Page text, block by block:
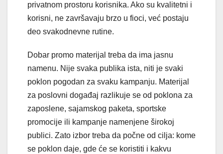
privatnom prostoru korisnika. Ako su kvalitetni i
korisni, ne završavaju brzo u fioci, već postaju
deo svakodnevne rutine.
Dobar promo materijal treba da ima jasnu
namenu. Nije svaka publika ista, niti je svaki
poklon pogodan za svaku kampanju. Materijal
za poslovni događaj razlikuje se od poklona za
zaposlene, sajamskog paketa, sportske
promocije ili kampanje namenjene širokoj
publici. Zato izbor treba da počne od cilja: kome
se poklon daje, gde će se koristiti i kakvu